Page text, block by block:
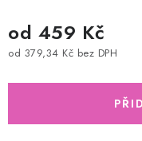
od 459 Kč
od 379,34 Kč bez DPH